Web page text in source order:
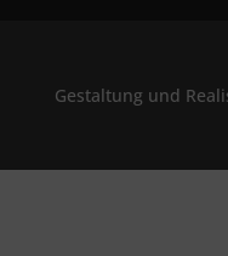
Gestaltung und